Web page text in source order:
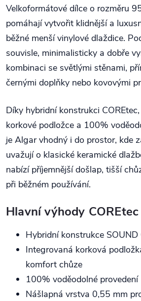
Velkoformátové dílce o rozměru
pomáhají vytvořit klidnější a
běžné menší vinylové dlaždice.
souvisle, minimalisticky a dobře
kombinaci se světlými stěnami,
černými doplňky nebo kovovými
Díky hybridní konstrukci
korkové podložce a 100%
je Algar vhodný i do prostor, kde
uvažují o klasické keramické
nabízí příjemnější došlap, tišší
při běžném používání.
Hlavní výhody
Hybridní konstrukce
Integrovaná korková
komfort chůze
100% voděodolné provedení
Nášlapná vrstva 0,55 mm